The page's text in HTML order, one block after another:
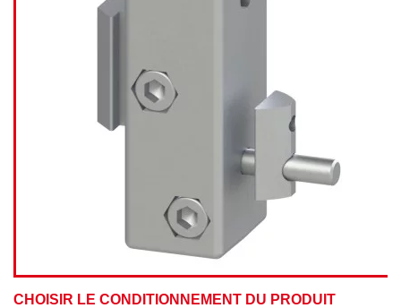
CHOISIR LE CONDITIONNEMENT DU PRODUIT